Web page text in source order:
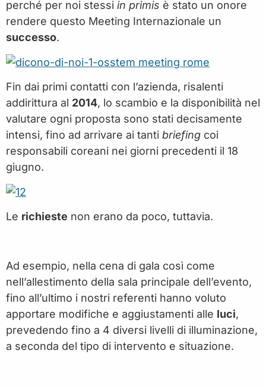
perché per noi stessi in primis è stato un onore
rendere questo Meeting Internazionale un
successo.
Fin dai primi contatti con l’azienda, risalenti
addirittura al 2014, lo scambio e la disponibilità nel
valutare ogni proposta sono stati decisamente
intensi, fino ad arrivare ai tanti briefing coi
responsabili coreani nei giorni precedenti il 18
giugno.
Le richieste non erano da poco, tuttavia.
Ad esempio, nella cena di gala così come
nell’allestimento della sala principale dell’evento,
fino all’ultimo i nostri referenti hanno voluto
apportare modifiche e aggiustamenti alle luci,
prevedendo fino a 4 diversi livelli di illuminazione,
a seconda del tipo di intervento e situazione.